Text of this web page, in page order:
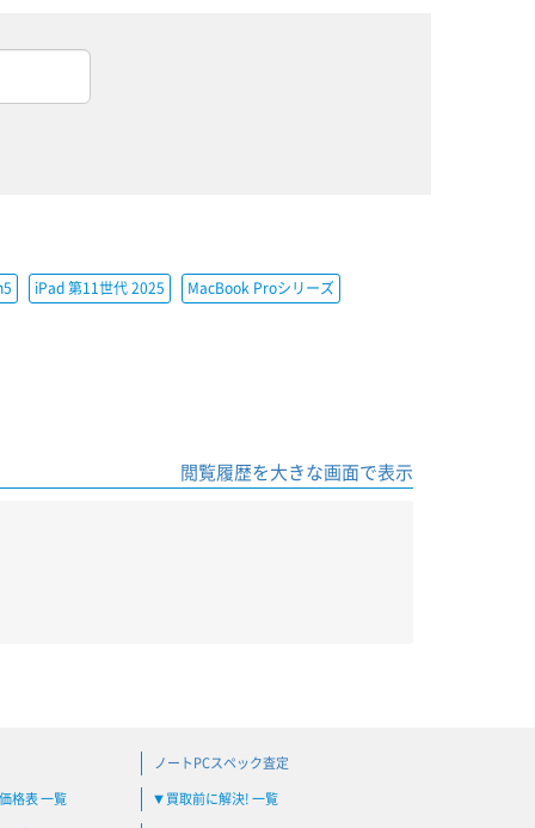
iPad 第11世代 2025 MacBook Proシリーズ
閲覧履歴を大きな画面で表示
格表 一覧
ノートPCスペック査定
▼ 買取前に解決! 一覧